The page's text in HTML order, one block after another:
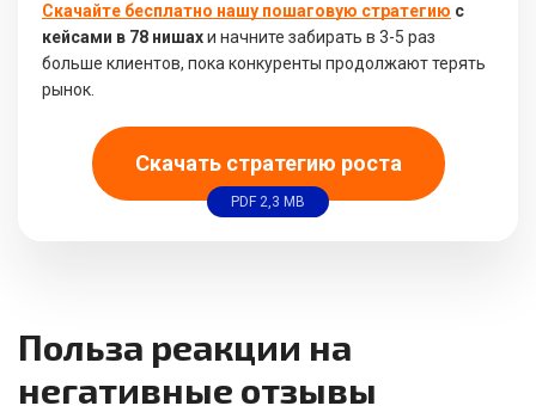
Скачайте бесплатно нашу пошаговую стратегию с
кейсами в 78 нишахи начните забирать в 3-5 раз
больше клиентов, пока конкуренты продолжают терять
рынок.
Скачать стратегию роста
PDF 2,3 MB
Польза реакции на
негативные отзывы